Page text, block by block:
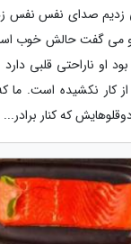
زدیم صدای نفس نفس
می گفت حالش خوب
بود او ناراحتی قلبی
کار نکشیده است. ما
که کنار برادر...